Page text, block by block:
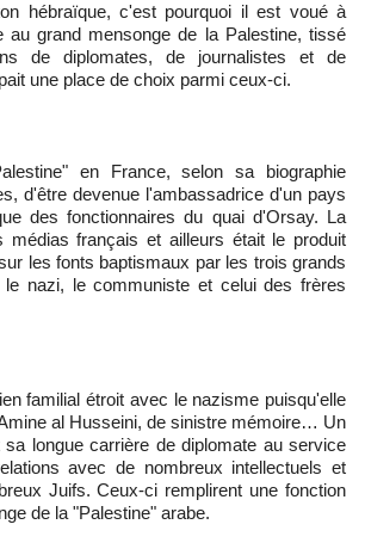
hébraïque, c'est pourquoi il est voué à
grand mensonge de la Palestine, tissé
de diplomates, de journalistes et de
une place de choix parmi ceux-ci.
en France, selon sa biographie
d'être devenue l'ambassadrice d'un pays
des fonctionnaires du quai d'Orsay. La
médias français et ailleurs était le produit
les fonts baptismaux par les trois grands
nazi, le communiste et celui des frères
familial étroit avec le nazisme puisqu'elle
al Husseini, de sinistre mémoire… Un
longue carrière de diplomate au service
avec de nombreux intellectuels et
Juifs. Ceux-ci remplirent une fonction
de la "Palestine" arabe.